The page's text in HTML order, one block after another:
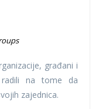
građani i
na tome da
zajednica.